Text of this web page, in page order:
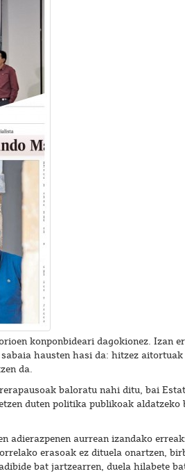
konponbideari dagokionez. Izan
hausten hasi da: hitzez
da.
baloratu nahi ditu, bai
duten politika publikoak aldatzeko
adierazpenen aurrean izandako
erasoak ez dituela onartzen,
bat jartzearren, duela hilabete